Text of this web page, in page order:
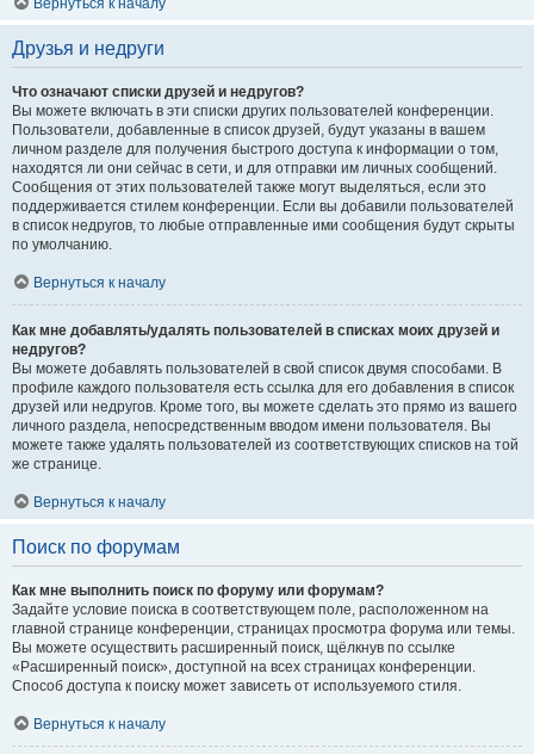
Вернуться к началу
Друзья и недруги
Что означают списки друзей и недругов?
Вы можете включать в эти списки других пользователей конференции.
Пользователи, добавленные в список друзей, будут указаны в вашем
личном разделе для получения быстрого доступа к информации о том,
находятся ли они сейчас в сети, и для отправки им личных сообщений.
Сообщения от этих пользователей также могут выделяться, если это
поддерживается стилем конференции. Если вы добавили пользователей
в список недругов, то любые отправленные ими сообщения будут скрыты
по умолчанию.
Вернуться к началу
Как мне добавлять/удалять пользователей в списках моих друзей и
недругов?
Вы можете добавлять пользователей в свой список двумя способами. В
профиле каждого пользователя есть ссылка для его добавления в список
друзей или недругов. Кроме того, вы можете сделать это прямо из вашего
личного раздела, непосредственным вводом имени пользователя. Вы
можете также удалять пользователей из соответствующих списков на той
же странице.
Вернуться к началу
Поиск по форумам
Как мне выполнить поиск по форуму или форумам?
Задайте условие поиска в соответствующем поле, расположенном на
главной странице конференции, страницах просмотра форума или темы.
Вы можете осуществить расширенный поиск, щёлкнув по ссылке
«Расширенный поиск», доступной на всех страницах конференции.
Способ доступа к поиску может зависеть от используемого стиля.
Вернуться к началу